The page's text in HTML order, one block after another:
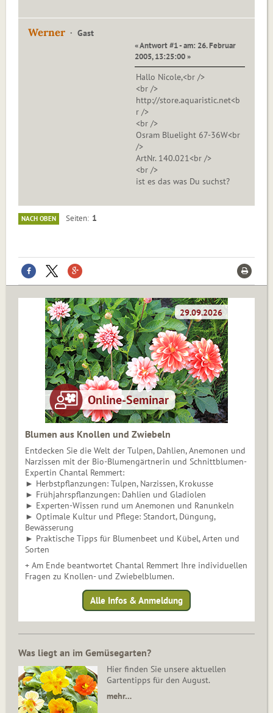
Werner Gast
« Antwort #1 - am: 26. Februar
2005, 13:25:00 »
Hallo Nicole,<br />
<br />
http://store.aquaristic.net<b
r />
<br />
Osram Bluelight 67-36W<br
/>
ArtNr. 140.021<br />
<br />
ist es das was Du suchst?
NACH OBEN Seiten 1
Blumen aus Knollen und Zwiebeln
Entdecken Sie die Welt der Tulpen, Dahlien, Anemonen und
Narzissen mit der Bio-Blumengärtnerin und Schnittblumen-
Expertin Chantal Remmert:
► Herbstpflanzungen: Tulpen, Narzissen, Krokusse
► Frühjahrspflanzungen: Dahlien und Gladiolen
► Experten-Wissen rund um Anemonen und Ranunkeln
► Optimale Kultur und Pflege: Standort, Düngung,
Bewässerung
► Praktische Tipps für Blumenbeet und Kübel, Arten und
Sorten
+ Am Ende beantwortet Chantal Remmert Ihre individuellen
Fragen zu Knollen- und Zwiebelblumen.
Alle Infos & Anmeldung
Was liegt an im Gemüsegarten?
Hier finden Sie unsere aktuellen
Gartentipps für den August.
mehr…